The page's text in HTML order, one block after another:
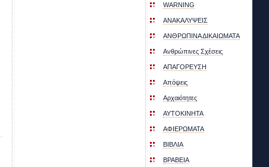
WARNING
ΑΝΑΚΑΛΥΨΕΙΣ
ΑΝΘΡΩΠΙΝΑ ΔΙΚΑΙΩΜΑΤΑ
Ανθρώπινες Σχέσεις
ΑΠΑΓΟΡΕΥΣΗ
Απόψεις
Αρχαιότητες
ΑΥΤΟΚΙΝΗΤΑ
ΑΦΙΕΡΩΜΑΤΑ
ΒΙΒΛΙΑ
ΒΡΑΒΕΙΑ